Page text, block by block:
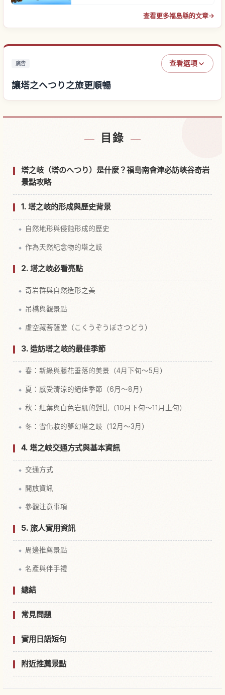
查看更多福島縣的文章→
廣告 查看選項
讓塔之へつり之旅更順暢
目錄
塔之岐（塔のへつり）是什麼？福島南會津必訪峽谷奇岩
景點攻略
1. 塔之岐的形成與歷史背景
自然地形與侵蝕形成的歷史
作為天然紀念物的塔之岐
2. 塔之岐必看亮點
奇岩群與自然造形之美
吊橋與觀景點
虛空藏菩薩堂（こくうぞうぼさつどう）
3. 造訪塔之岐的最佳季節
春：新綠與藤花垂落的美景（4月下旬～5月）
夏：感受清涼的絕佳季節（6月～8月）
秋：紅葉與白色岩肌的對比（10月下旬～11月上旬）
冬：雪化妝的夢幻塔之岐（12月～3月）
4. 塔之岐交通方式與基本資訊
交通方式
開放資訊
參觀注意事項
5. 旅人實用資訊
周邊推薦景點
名產與伴手禮
總結
常見問題
實用日語短句
附近推薦景點